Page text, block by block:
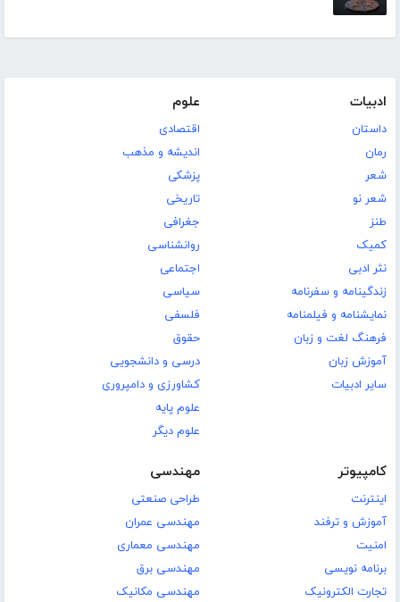
ادبیات
داستان
رمان
شعر
شعر نو
طنز
کمیک
نثر ادبی
زندگینامه و سفرنامه
نمایشنامه و فیلمنامه
فرهنگ لغت و زبان
آموزش زبان
سایر ادبیات
علوم
اقتصادی
اندیشه و مذهب
پزشکی
تاریخی
جغرافی
روانشناسی
اجتماعی
سیاسی
فلسفی
حقوق
درسی و دانشجویی
کشاورزی و دامپروری
علوم پایه
علوم دیگر
کامپیوتر
اینترنت
آموزش و ترفند
امنیت
برنامه نویسی
تجارت الکترونیک
مهندسی
طراحی صنعتی
مهندسی عمران
مهندسی معماری
مهندسی برق
مهندسی مکانیک